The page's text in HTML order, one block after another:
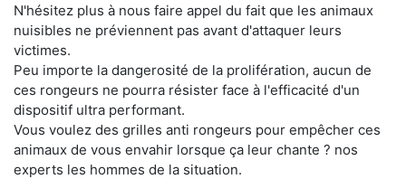
N'hésitez plus à nous faire appel du fait que les animaux
nuisibles ne préviennent pas avant d'attaquer leurs
victimes.
Peu importe la dangerosité de la prolifération, aucun de
ces rongeurs ne pourra résister face à l'efficacité d'un
dispositif ultra performant.
Vous voulez des grilles anti rongeurs pour empêcher ces
animaux de vous envahir lorsque ça leur chante ? nos
experts les hommes de la situation.